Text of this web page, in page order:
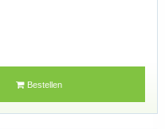
Bestellen